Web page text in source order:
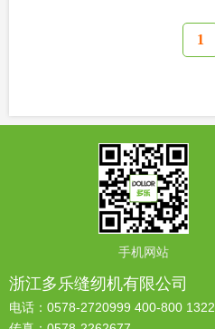
1
手机网站
浙江多乐缝纫机有限公司
电话：0578-2720999 400-800 1322